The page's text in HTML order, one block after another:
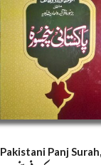
Pakistani Panj Surah,